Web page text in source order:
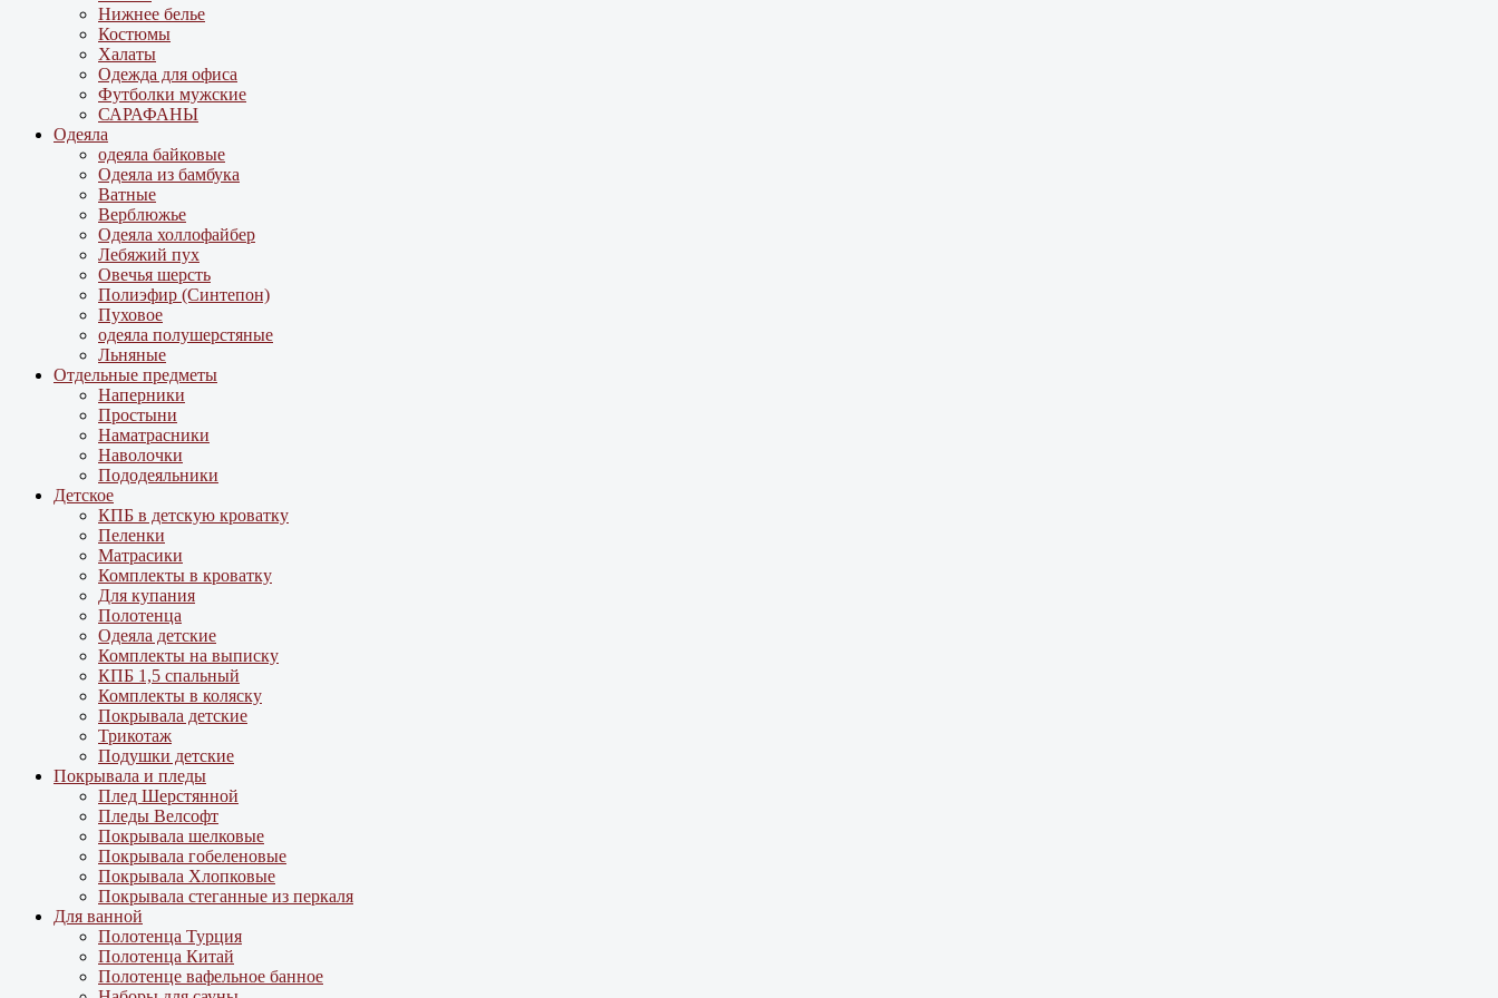
Нижнее белье
Костюмы
Халаты
Одежда для офиса
Футболки мужские
САРАФАНЫ
Одеяла
одеяла байковые
Одеяла из бамбука
Ватные
Верблюжье
Одеяла холлофайбер
Лебяжий пух
Овечья шерсть
Полиэфир (Синтепон)
Пуховое
одеяла полушерстяные
Льняные
Отдельные предметы
Наперники
Простыни
Наматрасники
Наволочки
Пододеяльники
Детское
КПБ в детскую кроватку
Пеленки
Матрасики
Комплекты в кроватку
Для купания
Полотенца
Одеяла детские
Комплекты на выписку
КПБ 1,5 спальный
Комплекты в коляску
Покрывала детские
Трикотаж
Подушки детские
Покрывала и пледы
Плед Шерстянной
Пледы Велсофт
Покрывала шелковые
Покрывала гобеленовые
Покрывала Хлопковые
Покрывала стеганные из перкаля
Для ванной
Полотенца Турция
Полотенца Китай
Полотенце вафельное банное